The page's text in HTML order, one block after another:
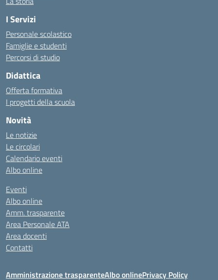
I Servizi
Personale scolastico
Famiglie e studenti
Percorsi di studio
Didattica
Offerta formativa
I progetti della scuola
Novità
Le notizie
Le circolari
Calendario eventi
Albo online
Eventi
Albo online
Amm. trasparente
Area Personale ATA
Area docenti
Contatti
Amministrazione trasparenteAlbo onlinePrivacy Policy